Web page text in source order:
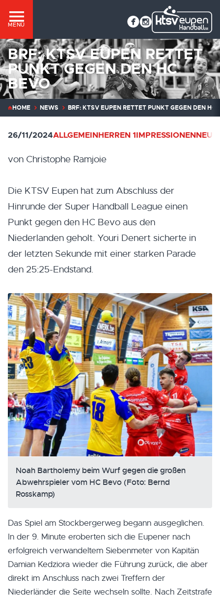
MENÜ
BRF: KTSV EUPEN RETTET
PUNKT GEGEN DEN HC
BEVO
HOME NEWS BRF: KTSV EUPEN RETTET PUNKT GEGEN DEN HC
26/11/2024ALLGEMEINHERREN 1IMPRESSIONEN
von Christophe Ramjoie
Die KTSV Eupen hat zum Abschluss der
Hinrunde der Super Handball League einen
Punkt gegen den HC Bevo aus den
Niederlanden geholt. Youri Denert sicherte in
der letzten Sekunde mit einer starken Parade
den 25:25-Endstand.
Noah Bartholemy beim Wurf gegen die großen
Abwehrspieler vom HC Bevo (Foto: Bernd
Rosskamp)
Das Spiel am Stockbergerweg begann ausgeglichen.
In der 9. Minute eroberten sich die Eupener nach
erfolgreich verwandeltem Siebenmeter von Kapitän
Damian Kedziora wieder die Führung zurück, die aber
direkt im Anschluss nach zwei Treffern der
Niederländer die Seite wechseln sollte. Nach Zeitstrafe